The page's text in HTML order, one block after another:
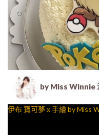
by Miss Winnie
伊布 寶可夢 x 手繪 by Miss